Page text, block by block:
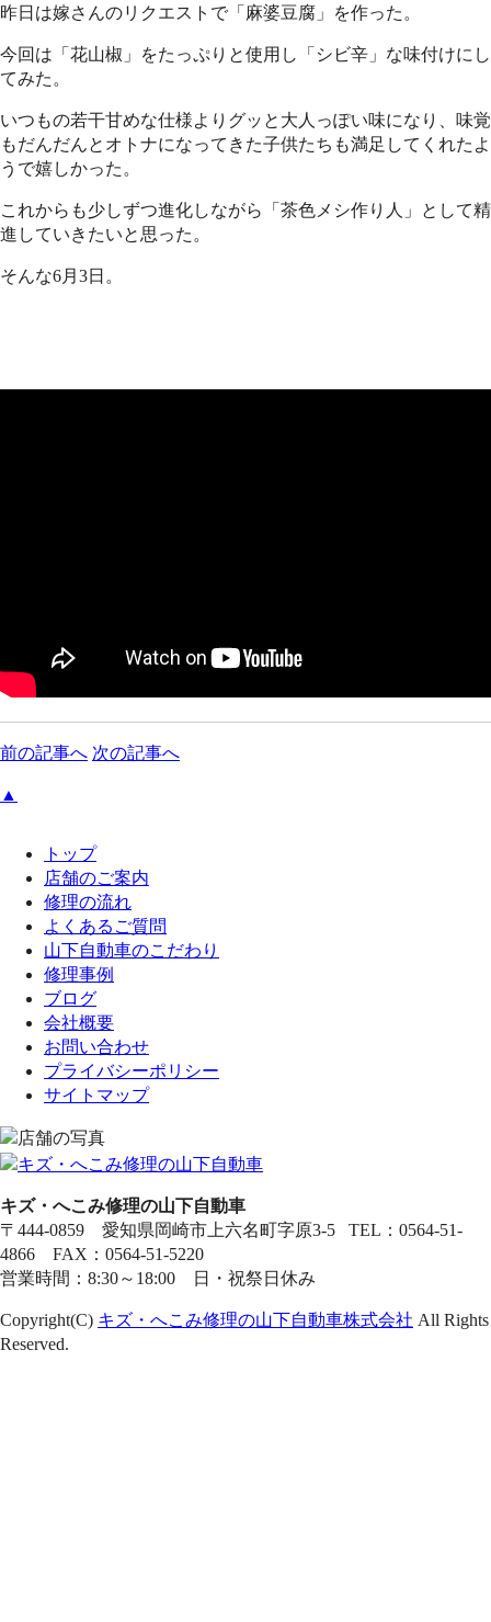
昨日は嫁さんのリクエストで「麻婆豆腐」を作った。
今回は「花山椒」をたっぷりと使用し「シビ辛」な味付けにし
てみた。
いつもの若干甘めな仕様よりグッと大人っぽい味になり、味覚
もだんだんとオトナになってきた子供たちも満足してくれたよ
うで嬉しかった。
これからも少しずつ進化しながら「茶色メシ作り人」として精
進していきたいと思った。
そんな6月3日。
前の記事へ 次の記事へ
▲
トップ
店舗のご案内
修理の流れ
よくあるご質問
山下自動車のこだわり
修理事例
ブログ
会社概要
お問い合わせ
プライバシーポリシー
サイトマップ
キズ・へこみ修理の山下自動車
〒444-0859 愛知県岡崎市上六名町字原3-5 TEL：0564-51-
4866 FAX：0564-51-5220
営業時間：8:30～18:00 日・祝祭日休み
Copyright(C) キズ・へこみ修理の山下自動車株式会社 All Rights
Reserved.